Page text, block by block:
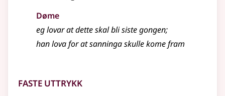
Døme
eg lovar at dette skal bli siste gongen;
han lova for at sanninga skulle kome fram
Faste uttrykk